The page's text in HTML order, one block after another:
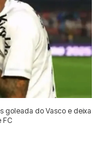
goleada do Vasco e deixa
FC